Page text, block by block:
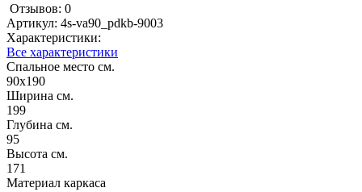
Отзывов: 0
Артикул: 4s-va90_pdkb-9003
Характеристики:
Все характеристики
Спальное место см.
90х190
Ширина см.
199
Глубина см.
95
Высота см.
171
Материал каркаса